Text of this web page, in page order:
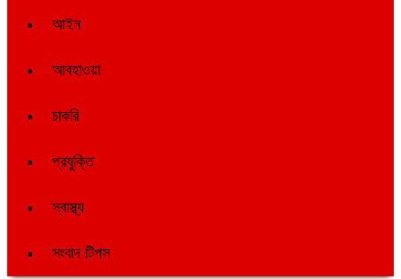
আইন
আবহাওয়া
চাকরি
প্রযুক্তি
স্বাস্থ্য
সংবাদ টিপস